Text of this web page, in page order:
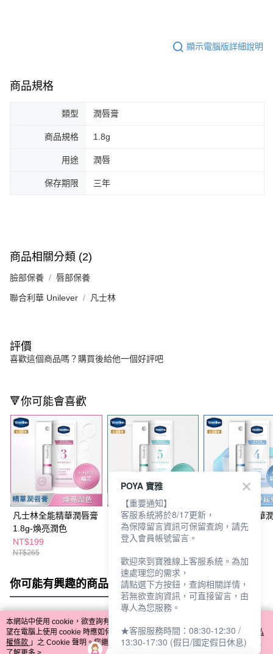
顯示電腦版詳細說明
商品規格
類型 潤唇膏
商品規格 1.8g
用途 潤唇
保存期限 三年
商品相關分類 (2)
臉部保養 唇部保養
聯合利華 Unilever 凡士林
評價
喜歡這個商品嗎？購買後給他一個好評吧
🔻你可能會喜歡
凡士林全能精華潤唇膏
1.8g-煥亮潤色
NT$199
NT$265
凡士林全能精華潤唇膏
1.8g-柔嫩磨砂
NT$199
凡士林全能精華
1.8g-舒緩修護
你可能有興趣的商品 全站排行
熱門標籤
本網站中使用 cookie，欲查詢有關本網站使用 cookie 方式之詳情，及若您不希
望在電腦上使用 cookie 時應如何變更電腦的 cookie 設定，請參閱本網站「
隱私
權條款 」之 Cookie 聲明。您繼續使用本網站即表示您同意本公司得按本網站使
POYA 寶雅
【重要通知】
客服系統將於8/17更新，
為保障留言資訊可保留查詢，請先
登入會員帳號留言。
歡迎來到寶雅線上客服系統。為加
速處理您的需求，
請點選下方按鈕，查詢相關詳情，
若無欲查詢資訊，可直接留言，由
專人為您服務。
★客服服務時間：08:30-12:30 /
13:30-17:30 (假日/國定假日休息)